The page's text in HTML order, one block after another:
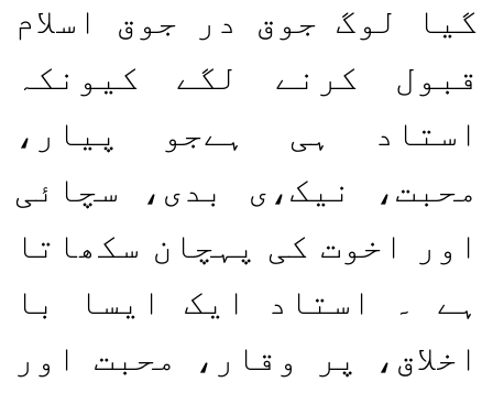
گیا لوگ جوق در جوق اسلام
قبول کرنے لگے کیونکہ
استاد ہی ہےجو پیار،
محبت، نیک،ی بدی، سچائی
اور اخوت کی پہچان سکھاتا
ہے ۔ استاد ایک ایسا با
اخلاق، پر وقار، محبت اور